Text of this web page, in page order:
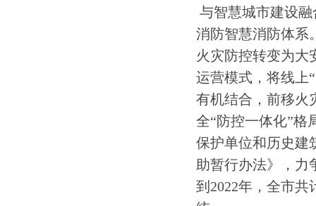
与智慧城市建设
消防智慧消防体系
火灾防控转变为大
运营模式，将线上
有机结合，前移火
全“防控一体化”格
保护单位和历史建
助暂行办法》，
到2022年，全市共